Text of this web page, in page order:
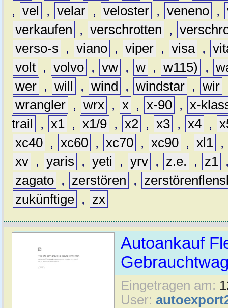
, vel , velar , veloster , veneno ,
verkaufen
, verschrotten ,
verso-s
, viano , viper , visa ,
volt , volvo , vw , w , w115) ,
wer , will , wind , windstar , wir
wrangler , wrx , x , x-90 , x-
trail
, x1 , x1/9 , x2 , x3 , x4 ,
xc40 , xc60 , xc70 , xc90 , xl1 ,
xv , yaris , yeti , yrv , z.e. , z1
zagato , zerstören ,
zukünftige , zx
Autoankauf
Eingetragen am:
User: